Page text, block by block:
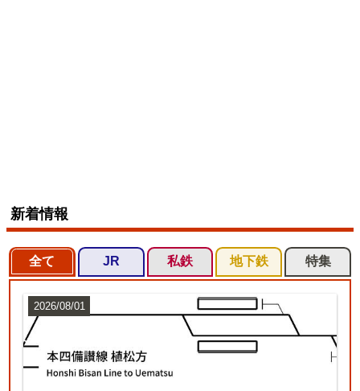
新着情報
全て JR 私鉄 地下鉄 特集
2026/08/01